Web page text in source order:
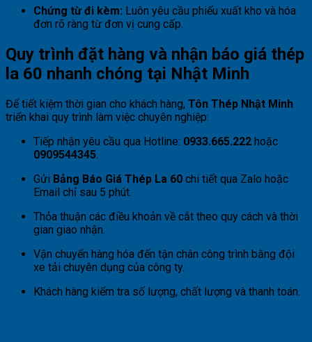
Chứng từ đi kèm: Luôn yêu cầu phiếu xuất kho và hóa
đơn rõ ràng từ đơn vị cung cấp.
Quy trình đặt hàng và nhận báo giá thép
la 60 nhanh chóng tại Nhật Minh
Để tiết kiệm thời gian cho khách hàng, Tôn Thép Nhật Minh
triển khai quy trình làm việc chuyên nghiệp:
Tiếp nhận yêu cầu qua Hotline: 0933.665.222 hoặc
0909544345.
Gửi Bảng Báo Giá Thép La 60 chi tiết qua Zalo hoặc
Email chỉ sau 5 phút.
Thỏa thuận các điều khoản về cắt theo quy cách và thời
gian giao nhận.
Vận chuyển hàng hóa đến tận chân công trình bằng đội
xe tải chuyên dụng của công ty.
Khách hàng kiểm tra số lượng, chất lượng và thanh toán.